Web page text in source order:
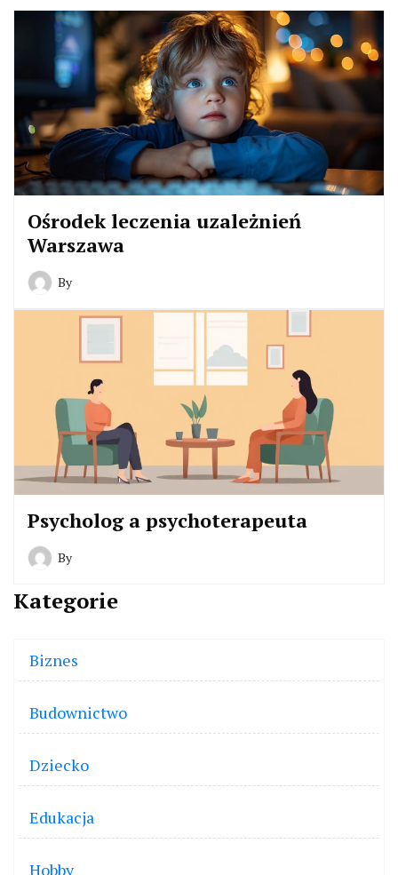
Ośrodek leczenia uzależnień
Warszawa
By
Psycholog a psychoterapeuta
By
Kategorie
Biznes
Budownictwo
Dziecko
Edukacja
Hobby